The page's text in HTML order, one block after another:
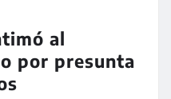
al
por presunta